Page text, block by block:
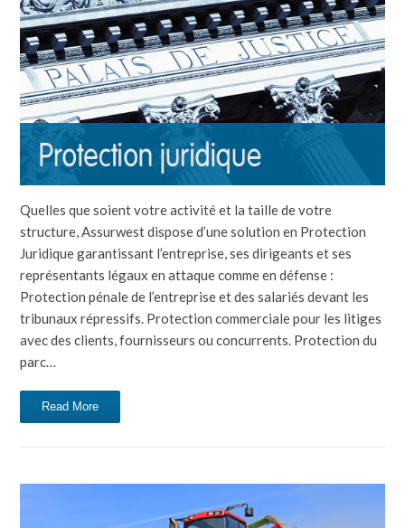
Quelles que soient votre activité et la taille de votre
structure, Assurwest dispose d’une solution en Protection
Juridique garantissant l’entreprise, ses dirigeants et ses
représentants légaux en attaque comme en défense :
Protection pénale de l’entreprise et des salariés devant les
tribunaux répressifs. Protection commerciale pour les litiges
avec des clients, fournisseurs ou concurrents. Protection du
parc…
Read More